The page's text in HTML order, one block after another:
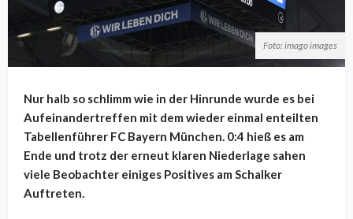
Foto: imago images
Nur halb so schlimm wie in der Hinrunde wurde es bei
Aufeinandertreffen mit dem wieder einmal enteilten
Tabellenführer FC Bayern München. 0:4 hieß es am
Ende und trotz der erneut klaren Niederlage sahen
viele Beobachter einiges Positives am Schalker
Auftreten.